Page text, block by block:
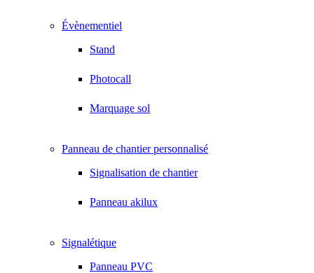
Évènementiel
Stand
Photocall
Marquage sol
Panneau de chantier personnalisé
Signalisation de chantier
Panneau akilux
Signalétique
Panneau PVC